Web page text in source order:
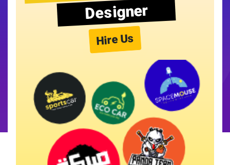
Designer
Hire Us